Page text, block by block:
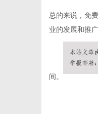
总的来说，免
业的发展和推
间。